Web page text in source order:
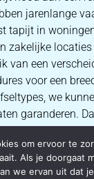
jarenlange
tapijt in
zakelijke locaties
van een
voor een
we
garanderen.
operators
om ervoor te
Als je doorgaat
we ervan uit dat